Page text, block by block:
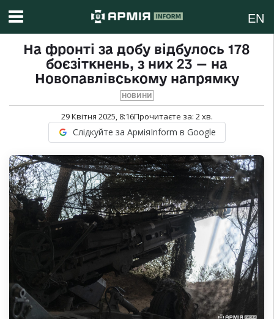
EN
На фронті за добу відбулось 178
боєзіткнень, з них 23 — на
Новопавлівському напрямку
НОВИНИ
29 Квітня 2025, 8:16Прочитаєте за: 2хв.
Слідкуйте за АрміяInform в Google